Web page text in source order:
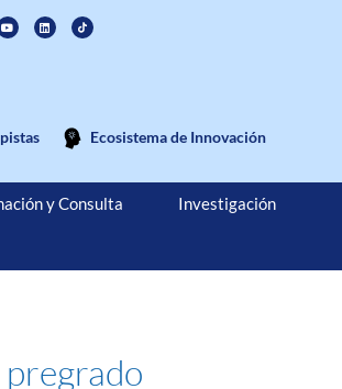
Ecosistema de Innovación
y Consulta Investigación
pregrado